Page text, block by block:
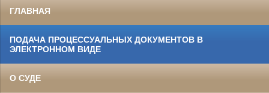
ГЛАВНАЯ
ПОДАЧА ПРОЦЕССУАЛЬНЫХ ДОКУМЕНТОВ В
ЭЛЕКТРОННОМ ВИДЕ
О СУДЕ